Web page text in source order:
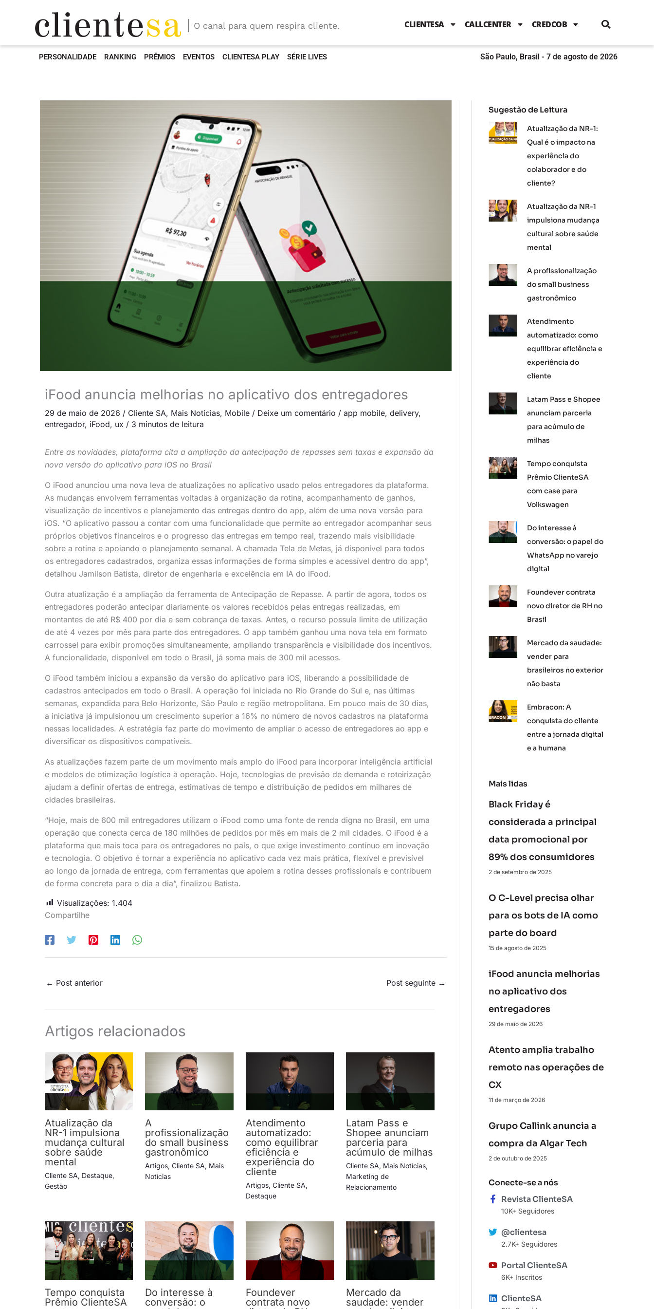
b
o
k
t
e
b
n
g
a
m
O canal para quem respira cliente. CLIENTESA CALLCENTER CREDCOB
PERSONALIDADE RANKING PRÊMIOS EVENTOS CLIENTESA PLAY SÉRIE LIVES São Paulo, Brasil - 7 de agosto de 2026
iFood anuncia melhorias no aplicativo dos entregadores
29 de maio de 2026 / Cliente SA, Mais Notícias, Mobile / Deixe um comentário / app mobile, delivery,
entregador, iFood, ux / 3 minutos de leitura
Entre as novidades, plataforma cita a ampliação da antecipação de repasses sem taxas e expansão da
nova versão do aplicativo para iOS no Brasil
O iFood anunciou uma nova leva de atualizações no aplicativo usado pelos entregadores da plataforma.
As mudanças envolvem ferramentas voltadas à organização da rotina, acompanhamento de ganhos,
visualização de incentivos e planejamento das entregas dentro do app, além de uma nova versão para
iOS. “O aplicativo passou a contar com uma funcionalidade que permite ao entregador acompanhar seus
próprios objetivos financeiros e o progresso das entregas em tempo real, trazendo mais visibilidade
sobre a rotina e apoiando o planejamento semanal. A chamada Tela de Metas, já disponível para todos
os entregadores cadastrados, organiza essas informações de forma simples e acessível dentro do app”,
detalhou Jamilson Batista, diretor de engenharia e excelência em IA do iFood.
Outra atualização é a ampliação da ferramenta de Antecipação de Repasse. A partir de agora, todos os
entregadores poderão antecipar diariamente os valores recebidos pelas entregas realizadas, em
montantes de até R$ 400 por dia e sem cobrança de taxas. Antes, o recurso possuía limite de utilização
de até 4 vezes por mês para parte dos entregadores. O app também ganhou uma nova tela em formato
carrossel para exibir promoções simultaneamente, ampliando transparência e visibilidade dos incentivos.
A funcionalidade, disponível em todo o Brasil, já soma mais de 300 mil acessos.
O iFood também iniciou a expansão da versão do aplicativo para iOS, liberando a possibilidade de
cadastros antecipados em todo o Brasil. A operação foi iniciada no Rio Grande do Sul e, nas últimas
semanas, expandida para Belo Horizonte, São Paulo e região metropolitana. Em pouco mais de 30 dias,
a iniciativa já impulsionou um crescimento superior a 16% no número de novos cadastros na plataforma
nessas localidades. A estratégia faz parte do movimento de ampliar o acesso de entregadores ao app e
diversificar os dispositivos compatíveis.
As atualizações fazem parte de um movimento mais amplo do iFood para incorporar inteligência artificial
e modelos de otimização logística à operação. Hoje, tecnologias de previsão de demanda e roteirização
ajudam a definir ofertas de entrega, estimativas de tempo e distribuição de pedidos em milhares de
cidades brasileiras.
“Hoje, mais de 600 mil entregadores utilizam o iFood como uma fonte de renda digna no Brasil, em uma
operação que conecta cerca de 180 milhões de pedidos por mês em mais de 2 mil cidades. O iFood é a
plataforma que mais toca para os entregadores no país, o que exige investimento contínuo em inovação
e tecnologia. O objetivo é tornar a experiência no aplicativo cada vez mais prática, flexível e previsível
ao longo da jornada de entrega, com ferramentas que apoiem a rotina desses profissionais e contribuem
de forma concreta para o dia a dia”, finalizou Batista.
Visualizações: 1.404
Compartilhe
← Post anterior Post seguinte →
Artigos relacionados
Atualização da
NR-1 impulsiona
mudança cultural
sobre saúde
mental
Cliente SA, Destaque,
Gestão
A
profissionalização
do small business
gastronômico
Artigos,Cliente SA, Mais
Notícias
Atendimento
automatizado:
como equilibrar
eficiência e
experiência do
cliente
Artigos, Cliente SA,
Destaque
Latam Pass e
Shopee anunciam
parceria para
acúmulo de milhas
Cliente SA, Mais Notícias,
Marketing de
Relacionamento
Tempo conquista
Prêmio ClienteSA
Do interesse à
conversão: o
Foundever
contrata novo
Mercado da
saudade: vender
Sugestão de Leitura
Atualização da NR-1:
Qual é o impacto na
experiência do
colaborador e do
cliente?
Atualização da NR-1
impulsiona mudança
cultural sobre saúde
mental
A profissionalização
do small business
gastronômico
Atendimento
automatizado: como
equilibrar eficiência e
experiência do
cliente
Latam Pass e Shopee
anunciam parceria
para acúmulo de
milhas
Tempo conquista
Prêmio ClienteSA
com case para
Volkswagen
Do interesse à
conversão: o papel do
WhatsApp no varejo
digital
Foundever contrata
novo diretor de RH no
Brasil
Mercado da saudade:
vender para
brasileiros no exterior
não basta
Embracon: A
conquista do cliente
entre a jornada digital
e a humana
Mais lidas
Black Friday é
considerada a principal
data promocional por
89% dos consumidores
2 de setembro de 2025
O C-Level precisa olhar
para os bots de IA como
parte do board
15 de agosto de 2025
iFood anuncia melhorias
no aplicativo dos
entregadores
29 de maio de 2026
Atento amplia trabalho
remoto nas operações de
CX
11 de março de 2026
Grupo Callink anuncia a
compra da Algar Tech
2 de outubro de 2025
Conecte-se a nós
Revista ClienteSA
10K+ Seguidores
@clientesa
2.7K+ Seguidores
Portal ClienteSA
6K+ Inscritos
ClienteSA